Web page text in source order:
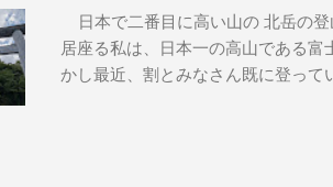
かいらっしゃらず、基本は伊豆を
臓の数値が悪いので手術は無理かも
ることで、数値は良...
降りることにしました。男性に感
ア付きのは流石に暑いだろう、と考
めてんの？な格好できたので、大丈
いました。どちらにせよ春夏用の
日本で二番目に高い山の 北岳の
居座る私は、日本一の高山である
かし最近、割とみなさん既に登っ
を先にインストールして、教育ビ